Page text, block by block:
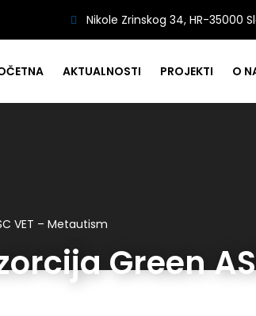
Nikole Zrinskog 34, HR-35000
AKTUALNOSTI PROJEKTI O
VET – Metautism
Green